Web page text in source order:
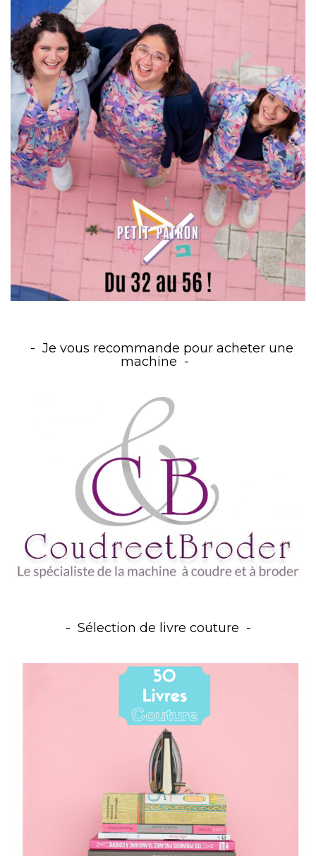
Je vous recommande pour acheter une
machine
Sélection de livre couture